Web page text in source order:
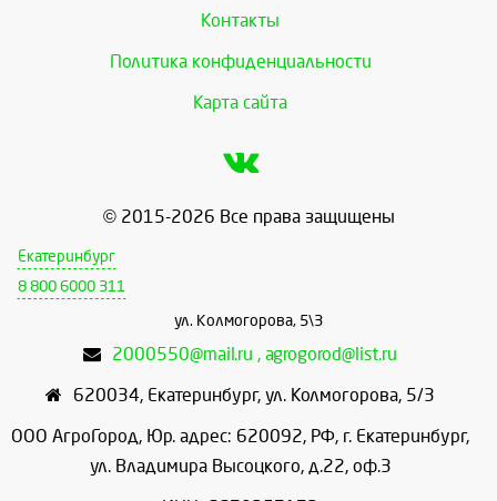
Контакты
Политика конфиденциальности
Карта сайта
© 2015-2026 Все права защищены
Екатеринбург
8 800 6000 311
ул. Колмогорова, 5\3
2000550@mail.ru , agrogorod@list.ru
620034, Екатеринбург, ул. Колмогорова, 5/3
ООО АгроГород, Юр. адрес: 620092, РФ, г. Екатеринбург,
ул. Владимира Высоцкого, д.22, оф.3